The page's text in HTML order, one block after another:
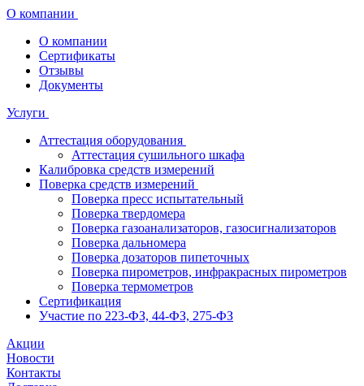
О компании
О компании
Сертификаты
Отзывы
Документы
Услуги
Аттестация оборудования
Аттестация сушильного шкафа
Калибровка средств измерений
Поверка средств измерений
Поверка пресс испытательный
Поверка твердомера
Поверка газоанализаторов, газосигнализаторов
Поверка дальномера
Поверка дозаторов пипеточных
Поверка пирометров, инфракрасных пирометров
Поверка термометров
Сертификация
Участие по 223-ФЗ, 44-ФЗ, 275-ФЗ
Акции
Новости
Контакты